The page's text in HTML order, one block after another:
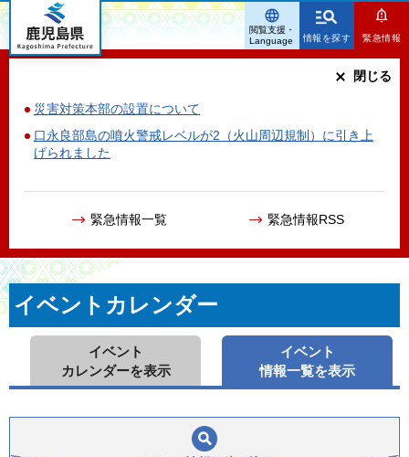
鹿児島県
情報を探す 緊急情報
災害対策本部の設置について
口永良部島の噴火警戒レベルが2（火山周辺規制）に引き上
げられました
緊急情報一覧 緊急情報RSS
閉じる
閲覧支援・
Language
イベントカレンダー
イベント
カレンダーを表示
イベント
情報一覧を表示